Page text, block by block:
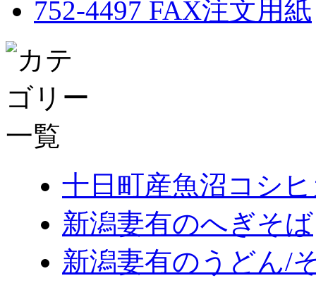
十日町産魚沼コシ
新潟妻有のへぎそば
新潟妻有のうどん/